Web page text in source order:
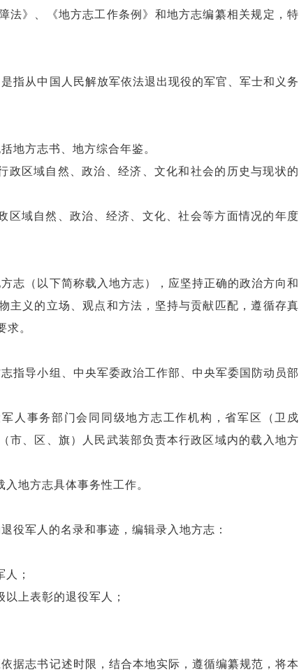
法》、《地方志工作条例》和地方志编纂相关规定，特
指从中国人民解放军依法退出现役的军官、军士和义务
地方志书、地方综合年鉴。
政区域自然、政治、经济、文化和社会的历史与现状的
区域自然、政治、经济、文化、社会等方面情况的年度
志（以下简称载入地方志），应坚持正确的政治方向和
主义的立场、观点和方法，坚持与贡献匹配，遵循存真
。
指导小组、中央军委政治工作部、中央军委国防动员部
人事务部门会同同级地方志工作机构，省军区（卫戍
市、区、旗）人民武装部负责本行政区域内的载入地方
地方志具体事务性工作。
役军人的名录和事迹，编辑录入地方志：
；
以上表彰的退役军人；
据志书记述时限，结合本地实际，遵循编纂规范，将本